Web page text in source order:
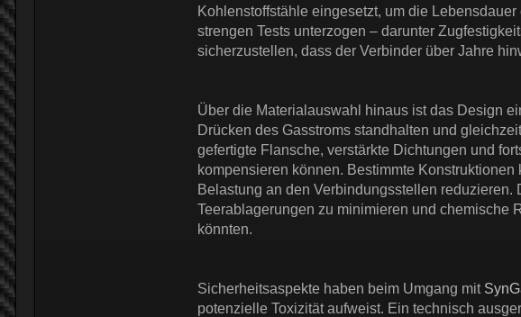
Kohlenstoffstähle eingesetzt, um die
strengen Tests unterzogen – darunter
sicherzustellen, dass der Verbinder über Jahre
Über die Materialauswahl hinaus ist das Design
Drücken des Gasstroms standhalten und
gefertigte Flansche, verstärkte Dichtungen und
kompensieren können. Bestimmte
Belastung an den Verbindungsstellen
Teerablagerungen zu minimieren und chemische
könnten.
Sicherheitsaspekte haben beim Umgang mit
potenzielle Toxizität aufweist. Ein technisch